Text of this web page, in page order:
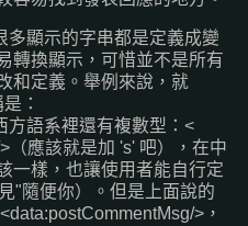
多顯示的字串都是定義成變
轉換顯示，可惜並不是所有
和定義。舉例來說，就
：
方語系裡還有複數型：<
（應該就是加 's' 吧），在中
一樣，也讓使用者能自行定
"隨便你）。但是上面說的
>，